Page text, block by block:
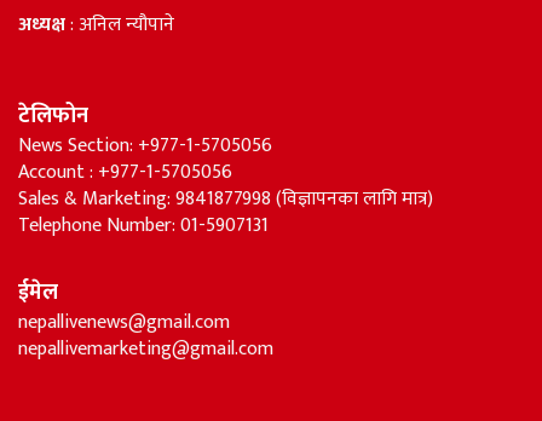
अध्यक्ष: अनिल न्यौपाने
टेलिफोन
News Section: +977-1-5705056
Account : +977-1-5705056
Sales & Marketing: 9841877998 (विज्ञापनका लागि मात्र)
Telephone Number: 01-5907131
ईमेल
nepallivenews@gmail.com
nepallivemarketing@gmail.com